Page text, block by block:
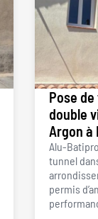
Pose
double
Argon à
Alu-
tunnel
permis